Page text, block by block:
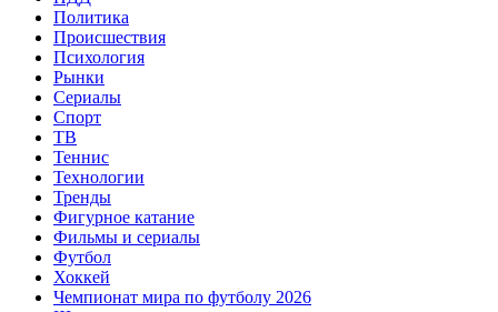
Политика
Происшествия
Психология
Рынки
Сериалы
Спорт
ТВ
Теннис
Технологии
Тренды
Фигурное катание
Фильмы и сериалы
Футбол
Хоккей
Чемпионат мира по футболу 2026